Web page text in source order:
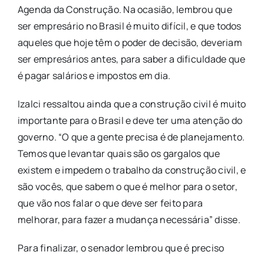
Agenda da Construção. Na ocasião, lembrou que
ser empresário no Brasil é muito difícil, e que todos
aqueles que hoje têm o poder de decisão, deveriam
ser empresários antes, para saber a dificuldade que
é pagar salários e impostos em dia.
Izalci ressaltou ainda que a construção civil é muito
importante para o Brasil e deve ter uma atenção do
governo. “O que a gente precisa é de planejamento.
Temos que levantar quais são os gargalos que
existem e impedem o trabalho da construção civil, e
são vocês, que sabem o que é melhor para o setor,
que vão nos falar o que deve ser feito para
melhorar, para fazer a mudança necessária” disse.
Para finalizar, o senador lembrou que é preciso